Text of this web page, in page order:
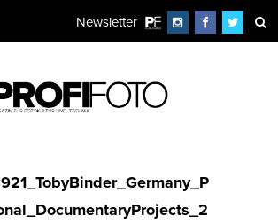
Newsletter